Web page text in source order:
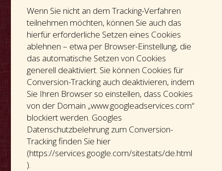
Wenn Sie nicht an dem Tracking-Verfahren
teilnehmen möchten, können Sie auch das
hierfür erforderliche Setzen eines Cookies
ablehnen – etwa per Browser-Einstellung, die
das automatische Setzen von Cookies
generell deaktiviert. Sie können Cookies für
Conversion-Tracking auch deaktivieren, indem
Sie Ihren Browser so einstellen, dass Cookies
von der Domain „www.googleadservices.com“
blockiert werden. Googles
Datenschutzbelehrung zum Conversion-
Tracking finden Sie hier
(https://services.google.com/sitestats/de.html
).